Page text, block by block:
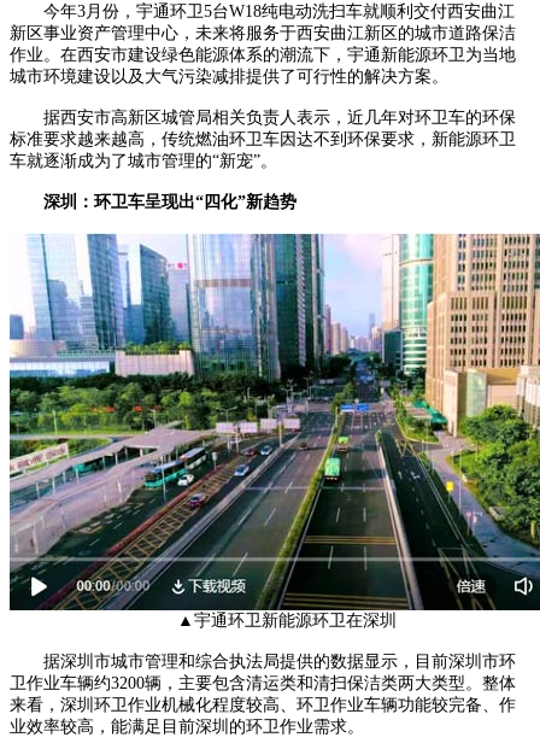
今年3月份，宇通环卫5台W18纯电动洗扫车就顺利交付西安曲江
新区事业资产管理中心，未来将服务于西安曲江新区的城市道路保洁
作业。在西安市建设绿色能源体系的潮流下，宇通新能源环卫为当地
城市环境建设以及大气污染减排提供了可行性的解决方案。
据西安市高新区城管局相关负责人表示，近几年对环卫车的环保
标准要求越来越高，传统燃油环卫车因达不到环保要求，新能源环卫
车就逐渐成为了城市管理的“新宠”。
深圳：环卫车呈现出“四化”新趋势
▲宇通环卫新能源环卫在深圳
据深圳市城市管理和综合执法局提供的数据显示，目前深圳市环
卫作业车辆约3200辆，主要包含清运类和清扫保洁类两大类型。整体
来看，深圳环卫作业机械化程度较高、环卫作业车辆功能较完备、作
业效率较高，能满足目前深圳的环卫作业需求。